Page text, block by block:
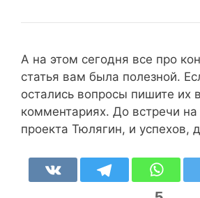
А на этом сегодня все про
статья вам была полезной.
остались вопросы пишите их в
комментариях. До встречи на
проекта Тюлягин, и успехов,